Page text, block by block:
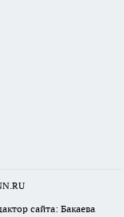
сайта: Бакаева